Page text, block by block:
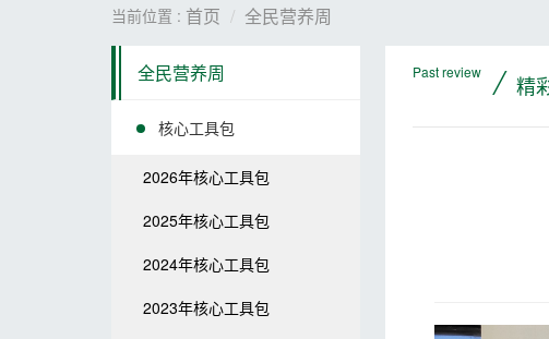
当前位置 : 首页 全民营养周
全民营养周
核心工具包
2026年核心工具包
2025年核心工具包
2024年核心工具包
2023年核心工具包
Past review / 精